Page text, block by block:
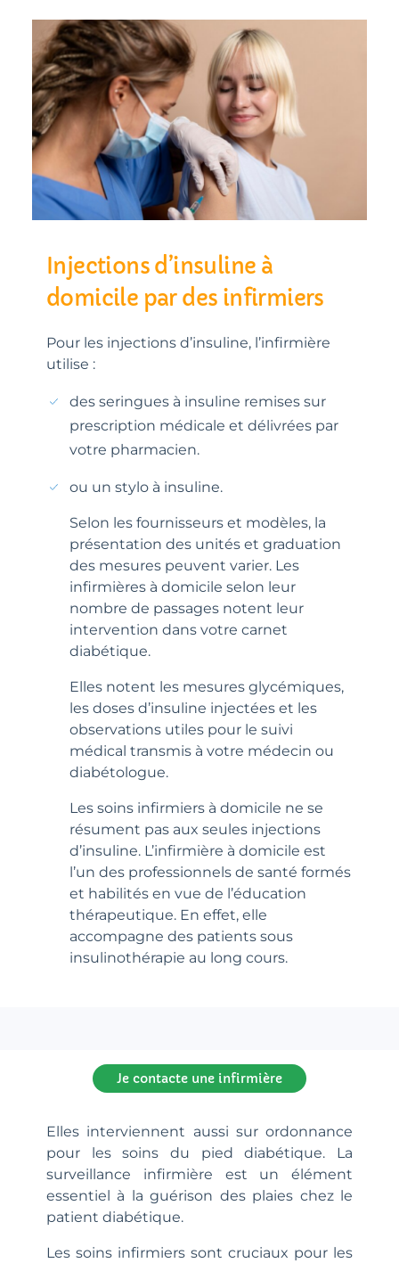
Injections d’insuline à
domicile par des infirmiers
Pour les injections d’insuline, l’infirmière
utilise :
des seringues à insuline remises sur
prescription médicale et délivrées par
votre pharmacien.
ou un stylo à insuline.
Selon les fournisseurs et modèles, la
présentation des unités et graduation
des mesures peuvent varier. Les
infirmières à domicile selon leur
nombre de passages notent leur
intervention dans votre carnet
diabétique.
Elles notent les mesures glycémiques,
les doses d’insuline injectées et les
observations utiles pour le suivi
médical transmis à votre médecin ou
diabétologue.
Les soins infirmiers à domicile ne se
résument pas aux seules injections
d’insuline. L’infirmière à domicile est
l’un des professionnels de santé formés
et habilités en vue de l’éducation
thérapeutique. En effet, elle
accompagne des patients sous
insulinothérapie au long cours.
Je contacte une infirmière
Elles interviennent aussi sur ordonnance
pour les soins du pied diabétique. La
surveillance infirmière est un élément
essentiel à la guérison des plaies chez le
patient diabétique.
Les soins infirmiers sont cruciaux pour les